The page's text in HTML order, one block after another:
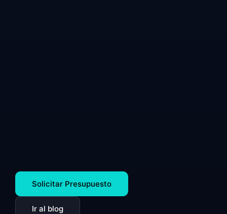
Solicitar Presupuesto
Ir al blog